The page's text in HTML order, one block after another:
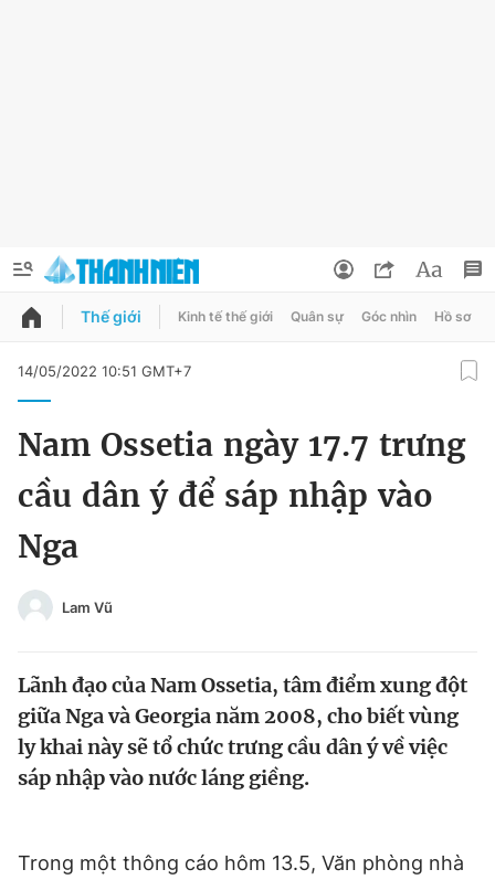
QUẢNG CÁO
Chào ngày mới
Video Magazine
Sản phẩm khác
Đổi mật khẩu
Tin đã lưu
Tin đã xem
Đăng xuất
Thế giới Kinh tế thế giới Quân sự Góc nhìn Hồ sơ
14/05/2022 10:51 GMT+7
Nam Ossetia ngày 17.7 trưng
cầu dân ý để sáp nhập vào
Nga
Lam Vũ
Lãnh đạo của Nam Ossetia, tâm điểm xung đột
giữa Nga và Georgia năm 2008, cho biết vùng
ly khai này sẽ tổ chức trưng cầu dân ý về việc
sáp nhập vào nước láng giềng.
Trong một thông cáo hôm 13.5, Văn phòng nhà